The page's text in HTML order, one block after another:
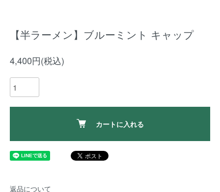
【半ラーメン】ブルーミント キャップ
4,400円(税込)
カートに入れる
返品について